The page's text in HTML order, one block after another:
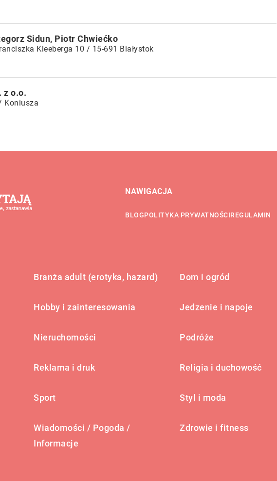
Sidun, Piotr Chwiećko
Kleeberga 10 / 15-691 Białystok
z o.o.
Koniusza
NAWIGACJA
BLOGPOLITYKA PRYWATNOŚCIREGULAMIN
Branża adult (erotyka, hazard) Dom i ogród
Hobby i zainteresowania Jedzenie i napoje
Nieruchomości Podróże
Reklama i druk Religia i duchowość
Sport Styl i moda
Wiadomości / Pogoda /
Informacje
Zdrowie i fitness